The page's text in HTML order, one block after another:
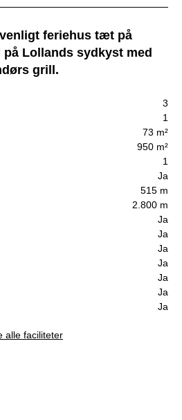
feriehus tæt på
på Lollands sydkyst med
grill.
3
1
73 m²
950 m²
1
Ja
515 m
2.800 m
Ja
Ja
Ja
Ja
Ja
Ja
Ja
alle faciliteter